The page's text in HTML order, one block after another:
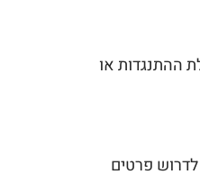
התנגדות משרד הבריאות, היעדר תבחין תקף, ניתן להגיש ערעור בתוך 45 יום מקבלת ההתנגדות או
פרטים